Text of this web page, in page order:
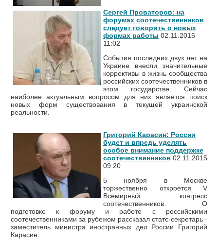
Сергей Проваторов: на
форумах соотечественников
следует говорить о новых
формах работы 02.11.2015
11:02
События последних двух лет на
Украине внесли значительные
коррективы в жизнь сообщества
российских соотечественников в
этом государстве. Сейчас
наиболее актуальным вопросом для них является поиск
новых форм существования в текущей украинской
реальности.
Григорий Карасин: Россия
будет и впредь уделять
особое внимание поддержке
соотечественников 02.11.2015
09:20
5 ноября в Москве
торжественно откроется V
Всемирный конгресс
соотечественников. О
подготовке к форуму и работе с российскими
соотечественниками за рубежом рассказал статс-секретарь -
заместитель министра иностранных дел России Григорий
Карасин.